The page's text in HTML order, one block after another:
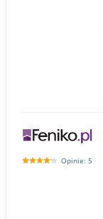
Opinie: 5